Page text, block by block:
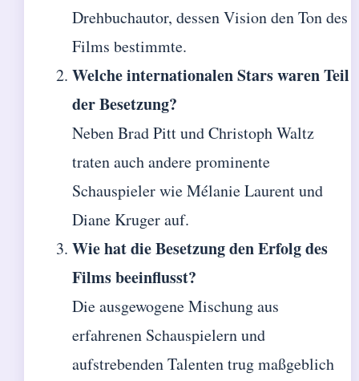
Drehbuchautor, dessen Vision den Ton des
Films bestimmte.
Welche internationalen Stars waren Teil
der Besetzung?
Neben Brad Pitt und Christoph Waltz
traten auch andere prominente
Schauspieler wie Mélanie Laurent und
Diane Kruger auf.
Wie hat die Besetzung den Erfolg des
Films beeinflusst?
Die ausgewogene Mischung aus
erfahrenen Schauspielern und
aufstrebenden Talenten trug maßgeblich